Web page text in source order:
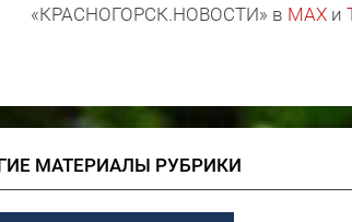
«КРАСНОГОРСК.НОВОСТИ» в MAX и
МАТЕРИАЛЫ РУБРИКИ